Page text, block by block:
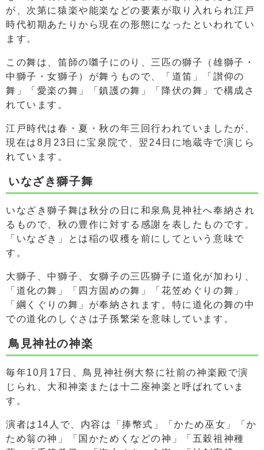
が、次第に猿楽や能楽などの要素が取り入れられ江戸
時代初期あたりから現在の形態になったといわれてい
ます。
この舞は、笛師の囃子にのり、三匹の獅子（雄獅子・
中獅子・女獅子）が舞うもので、「道笛」「讃仰の
舞」「愛楽の舞」「鎮護の舞」「降伏の舞」で構成さ
れています。
江戸時代は春・夏・秋の年三回行われていましたが、
現在は8月23日に宝泉院で、翌24日に地蔵寺で演じら
れています。
いなざき獅子舞
いなざき獅子舞は秋分の日に和泉鳥見神社へ奉納され
るもので、秋の豊作に対する感謝を表したものです。
「いなざき」とは稲の収穫を前にしてという意味で
す。
大獅子、中獅子、女獅子の三匹獅子に道化が加わり、
「道化の舞」「四方固めの舞」「花笠めぐりの舞」
「綱くぐりの舞」が奉納されます。特に道化の舞の中
での道化のしぐさは子孫繁栄を意味しています。
鳥見神社の神楽
毎年10月17日、鳥見神社例大祭に社前の神楽殿で演
じられ、大和神楽または十二座神楽と呼ばれていま
す。
演者は14人で、内容は「捧幣式」「かため巫女」「か
ため翁の神」「国かためくなどの神」「五穀祖神種